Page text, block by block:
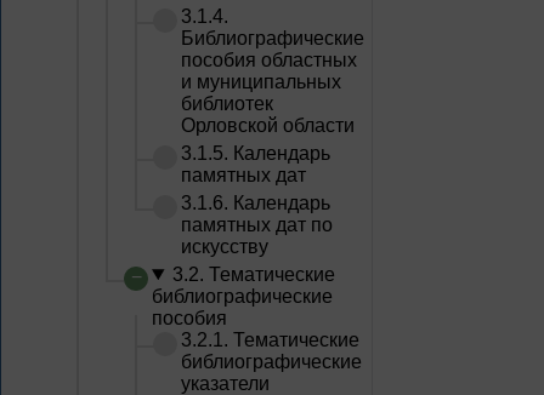
3.1.4.
Библиографические
пособия областных
и муниципальных
библиотек
Орловской области
3.1.5. Календарь
памятных дат
3.1.6. Календарь
памятных дат по
искусству
3.2. Тематические
библиографические
пособия
3.2.1. Тематические
библиографические
указатели